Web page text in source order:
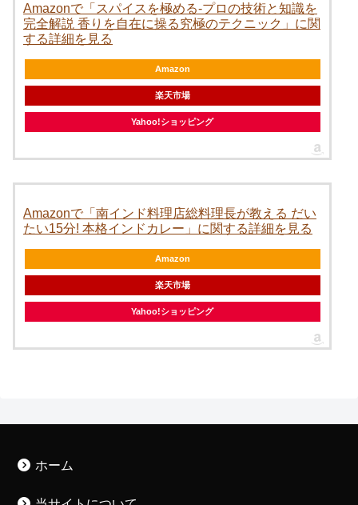
Amazonで「スパイスを極める-プロの技術と知識を
完全解説 香りを自在に操る究極のテクニック」に関
する詳細を見る
Amazon
楽天市場
Yahoo!ショッピング
Amazonで「南インド料理店総料理長が教える だい
たい15分! 本格インドカレー」に関する詳細を見る
Amazon
楽天市場
Yahoo!ショッピング
ホーム